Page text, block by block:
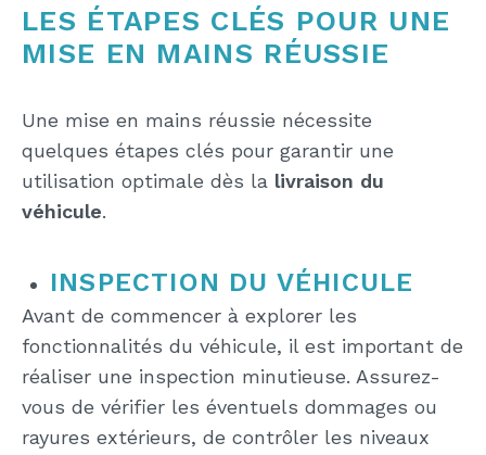
LES ÉTAPES CLÉS POUR UNE
MISE EN MAINS RÉUSSIE
Une mise en mains réussie nécessite
quelques étapes clés pour garantir une
utilisation optimale dès la livraison du
véhicule.
INSPECTION DU VÉHICULE
Avant de commencer à explorer les
fonctionnalités du véhicule, il est important de
réaliser une inspection minutieuse. Assurez-
vous de vérifier les éventuels dommages ou
rayures extérieurs, de contrôler les niveaux